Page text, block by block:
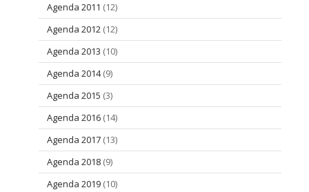
Agenda 2011 (12)
Agenda 2012 (12)
Agenda 2013 (10)
Agenda 2014(9)
Agenda 2015 (3)
Agenda 2016 (14)
Agenda 2017 (13)
Agenda 2018 (9)
Agenda 2019 (10)